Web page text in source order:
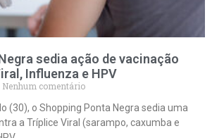
sedia ação de vacinação
Influenza e HPV
Nenhum comentário
(30), o Shopping Ponta Negra sedia uma
a Tríplice Viral (sarampo, caxumba e